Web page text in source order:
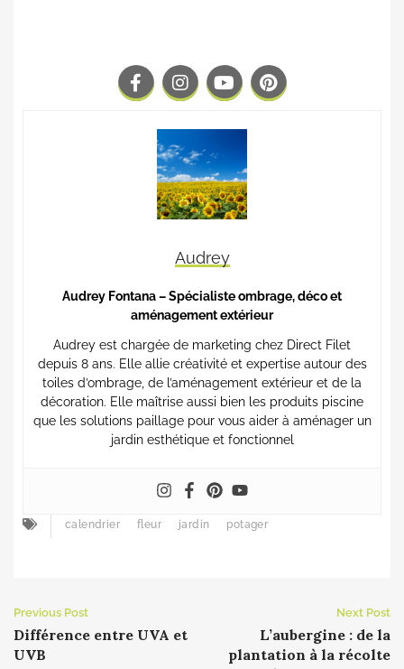
Audrey
Audrey Fontana – Spécialiste ombrage, déco et
aménagement extérieur
Audrey est chargée de marketing chez Direct Filet
depuis 8 ans. Elle allie créativité et expertise autour des
toiles d’ombrage, de l’aménagement extérieur et de la
décoration. Elle maîtrise aussi bien les produits piscine
que les solutions paillage pour vous aider à aménager un
jardin esthétique et fonctionnel
calendrier fleur jardin potager
Previous Post
Différence entre UVA et
UVB
Next Post
L’aubergine : de la
plantation à la récolte